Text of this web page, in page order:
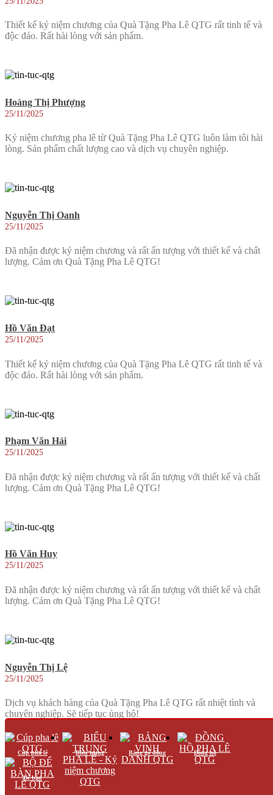
Thiết kế kỷ niệm chương của Quà Tặng Pha Lê QTG rất tinh tế và
độc đáo. Rất hài lòng với sản phẩm.
Hoàng Thị Phượng
25/11/2025
Kỷ niệm chương pha lê từ Quà Tặng Pha Lê QTG luôn làm tôi hài
lòng. Sản phẩm chất lượng cao và dịch vụ chuyên nghiệp.
Nguyễn Thị Oanh
25/11/2025
Đã nhận được kỷ niệm chương và rất ấn tượng với thiết kế và chất
lượng. Cảm ơn Quà Tặng Pha Lê QTG!
Hồ Văn Đạt
25/11/2025
Thiết kế kỷ niệm chương của Quà Tặng Pha Lê QTG rất tinh tế và
độc đáo. Rất hài lòng với sản phẩm.
Phạm Văn Hải
25/11/2025
Đã nhận được kỷ niệm chương và rất ấn tượng với thiết kế và chất
lượng. Cảm ơn Quà Tặng Pha Lê QTG!
Hồ Văn Huy
25/11/2025
Đã nhận được kỷ niệm chương và rất ấn tượng với thiết kế và chất
lượng. Cảm ơn Quà Tặng Pha Lê QTG!
Nguyễn Thị Lệ
25/11/2025
Dịch vụ khách hàng của Quà Tặng Pha Lê QTG rất nhiệt tình và
chuyên nghiệp. Sẽ tiếp tục ủng hộ!
Hoàng Thị Linh
25/11/2025
Cúp pha lê Biểu trưng Bảng gỗ đồng Đồng hồ
Để bàn